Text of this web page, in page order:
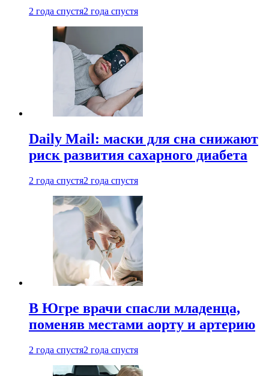
2 года спустя2 года спустя
Daily Mail: маски для сна снижают
риск развития сахарного диабета
2 года спустя2 года спустя
В Югре врачи спасли младенца,
поменяв местами аорту и артерию
2 года спустя2 года спустя